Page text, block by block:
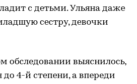
с детьми. Ульяна даже
сестру, девочки
обследовании выяснилось,
до 4-й степени, а впереди